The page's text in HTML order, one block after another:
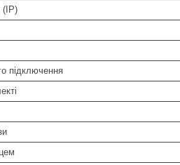
(IP)
підключення